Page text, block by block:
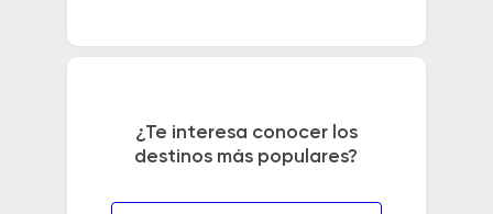
¿Te interesa conocer los
destinos más populares?